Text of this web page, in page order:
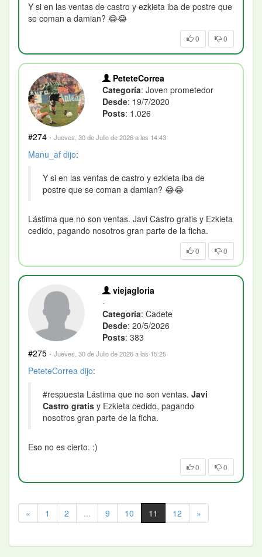
Y si en las ventas de castro y ezkieta iba de postre que
se coman a damian? 😂😂
0 0
PeteteCorrea
Categoría: Joven prometedor
Desde: 19/7/2020
Posts: 1.026
#274 · Jueves, 30 de Julio de 2026 a las 14:43
Manu_af dijo:
Y si en las ventas de castro y ezkieta iba de
postre que se coman a damian? 😂😂
Lástima que no son ventas. Javi Castro gratis y Ezkieta
cedido, pagando nosotros gran parte de la ficha.
0 0
viejagloria
-
Categoría: Cadete
Desde: 20/5/2026
Posts: 383
#275 · Jueves, 30 de Julio de 2026 a las 15:25
PeteteCorrea dijo:
#respuesta Lástima que no son ventas. Javi
Castro gratis y Ezkieta cedido, pagando
nosotros gran parte de la ficha.
Eso no es cierto. :)
0 0
« 1 2 ... 9 10 11 12 »